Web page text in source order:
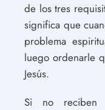
de los tres
significa que
problema
luego ordenarle
Jesús.
Si no reciben